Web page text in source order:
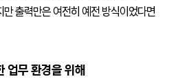
출력만은 여전히 예전 방식이었다면
업무 환경을 위해